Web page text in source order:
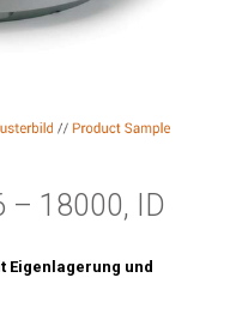
– 18000, ID
Eigenlagerung und